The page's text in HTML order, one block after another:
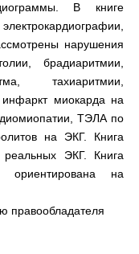
помощи
В книге
нарушения
брадиаритмии,
тахиаритмии,
миокарда на
ТЭЛА по
на ЭКГ. Книга
ЭКГ. Книга
на
правообладателя